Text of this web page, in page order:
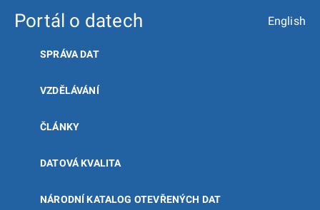
Portál o datech English
SPRÁVA DAT
VZDĚLÁVÁNÍ
ČLÁNKY
DATOVÁ KVALITA
NÁRODNÍ KATALOG OTEVŘENÝCH DAT